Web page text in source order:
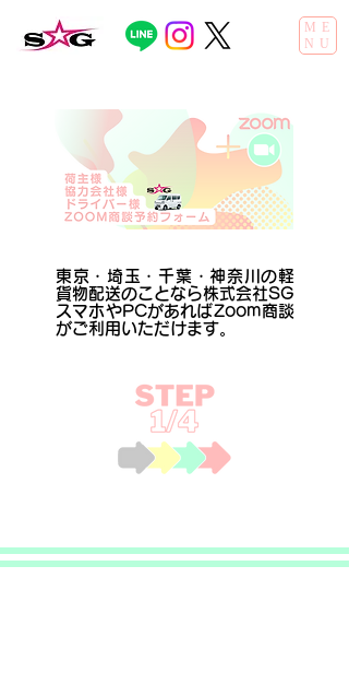
ME
NU
東京・埼玉・千葉・神奈川の軽
貨物配送のことなら株式会社SG
スマホやPCがあればZoom商談
がご利用いただけます。